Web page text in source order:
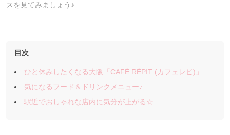
スを見てみましょう♪
目次
ひと休みしたくなる大阪「CAFÉ RÉPIT (カフェレピ)」
気になるフード＆ドリンクメニュー♪
駅近でおしゃれな店内に気分が上がる☆